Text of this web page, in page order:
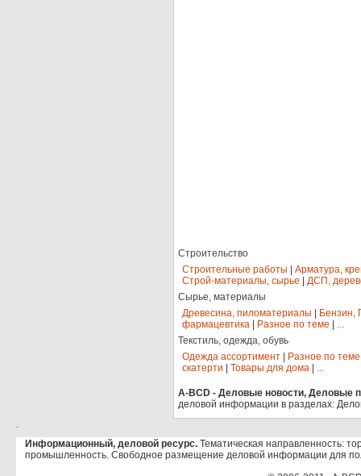
Строительство
Строительные работы
Арматура,
Строй-материалы, сырье
ДСП,
Сырье, материалы
Древесина, пиломатериалы
Бензин,
фармацевтика
Разное по теме
...
Текстиль, одежда, обувь
Одежда ассортимент
Разное по теме
скатерти
Товары для дома ...
A-BCD - Деловые новости, Деловые
деловой информации в разделах:
.
Информационный, деловой ресурс. Тематическая направленность:
промышленность. Свободное размещение деловой информации для